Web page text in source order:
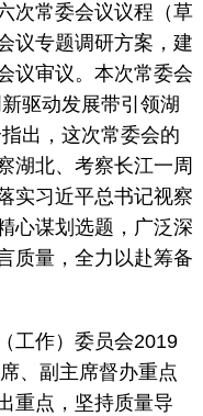
常委会议议程（草
议专题调研方案，建
议审议。本次常委会
驱动发展带引领湖
出，这次常委会的
湖北、考察长江一周
实习近平总书记视察
心谋划选题，广泛深
质量，全力以赴筹备
作）委员会2019
、副主席督办重点
重点，坚持质量导